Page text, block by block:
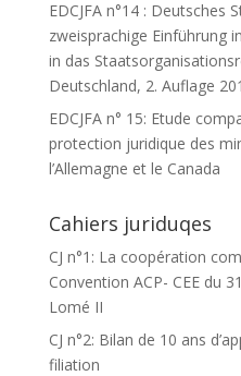
EDCJFA n°14 : Deutsches
zweisprachige Einführung
in das
Deutschland, 2. Auflage
EDCJFA n° 15: Etude
protection juridique des
l’Allemagne et le Canada
Cahiers juriduqes
CJ n°1: La coopération
Convention ACP- CEE du
Lomé II
CJ n°2: Bilan de 10 ans
filiation